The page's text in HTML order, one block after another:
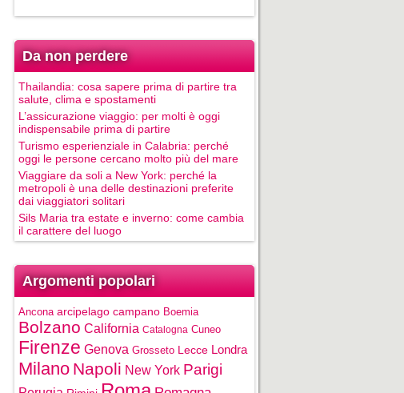
Da non perdere
Thailandia: cosa sapere prima di partire tra
salute, clima e spostamenti
L’assicurazione viaggio: per molti è oggi
indispensabile prima di partire
Turismo esperienziale in Calabria: perché
oggi le persone cercano molto più del mare
Viaggiare da soli a New York: perché la
metropoli è una delle destinazioni preferite
dai viaggiatori solitari
Sils Maria tra estate e inverno: come cambia
il carattere del luogo
Argomenti popolari
Ancona arcipelago campano Boemia
Bolzano California Catalogna Cuneo
Firenze Genova Grosseto Lecce Londra
Milano Napoli New York Parigi